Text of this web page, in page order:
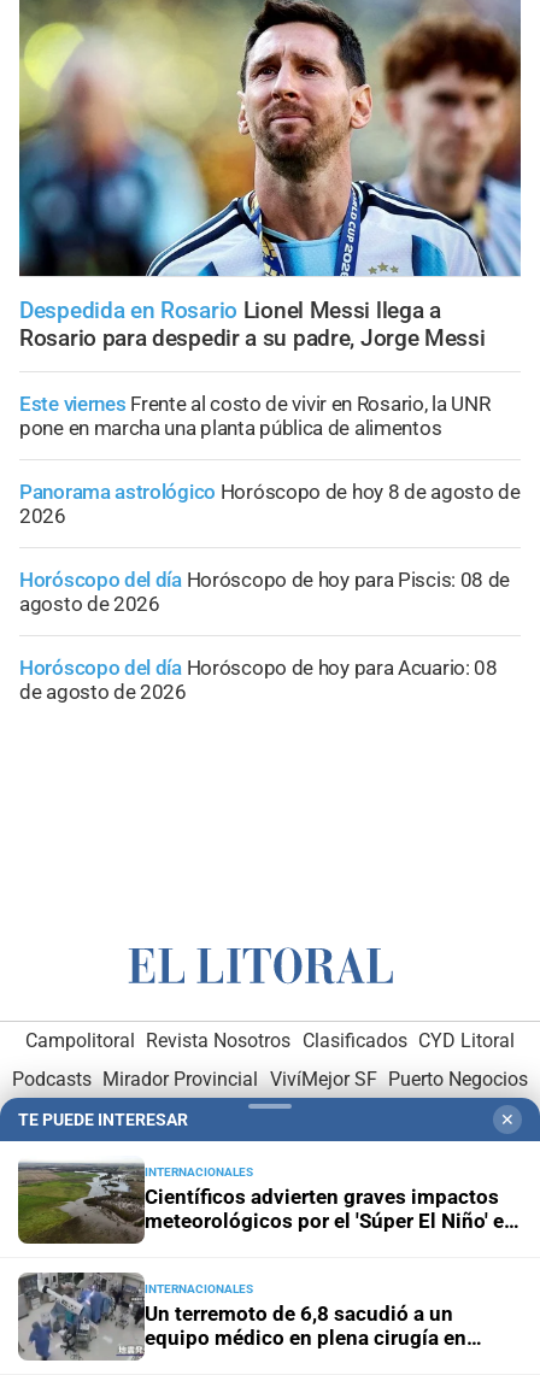
Despedida en Rosario Lionel Messi llega a
Rosario para despedir a su padre, Jorge Messi
Este viernes Frente al costo de vivir en Rosario, la UNR
pone en marcha una planta pública de alimentos
Panorama astrológico Horóscopo de hoy 8 de agosto de
2026
Horóscopo del día Horóscopo de hoy para Piscis: 08 de
agosto de 2026
Horóscopo del día Horóscopo de hoy para Acuario: 08
de agosto de 2026
Campolitoral Revista Nosotros Clasificados CYD Litoral
Podcasts Mirador Provincial VivíMejor SF Puerto Negocios
Notife
Hemeroteca Digital (1930-1979) - Receptorías de avisos
Administración y Publicidad-Elementos institucionales
TE PUEDE INTERESAR ✕
INTERNACIONALES
Científicos advierten graves impactos
meteorológicos por el 'Súper El Niño' en
INTERNACIONALES
Un terremoto de 6,8 sacudió a un
equipo médico en plena cirugía en